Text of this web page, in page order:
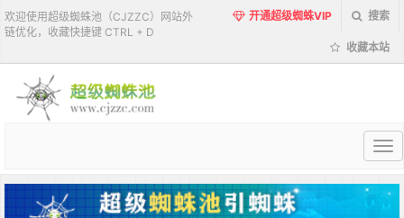
欢迎使用超级蜘蛛池（CJZZC）网站外
链优化，收藏快捷键 CTRL + D
开通超级蜘蛛VIP 搜索
收藏本站
超
蜘
蛛